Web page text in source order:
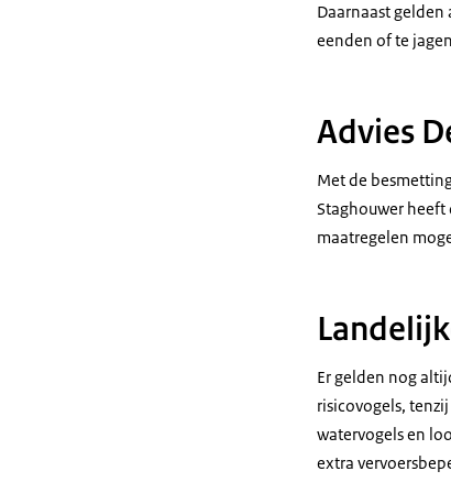
Daarnaast
eenden of te
Advies
Met de
Staghouwer heeft
maatregelen
Er gelden nog
risicovogels,
watervogels en
extra